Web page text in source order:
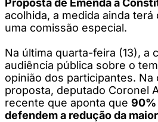
acolhida, a medida ainda
uma comissão especial.
Na última quarta-feira (13), a
audiência pública sobre o
opinião dos participantes. Na
proposta, deputado Coronel
recente que aponta que 90%
defendem a redução da